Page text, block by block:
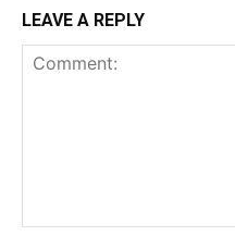
LEAVE A REPLY